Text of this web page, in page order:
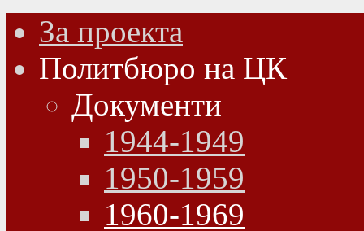
За проекта
Политбюро на ЦК
Документи
1944-1949
1950-1959
1960-1969